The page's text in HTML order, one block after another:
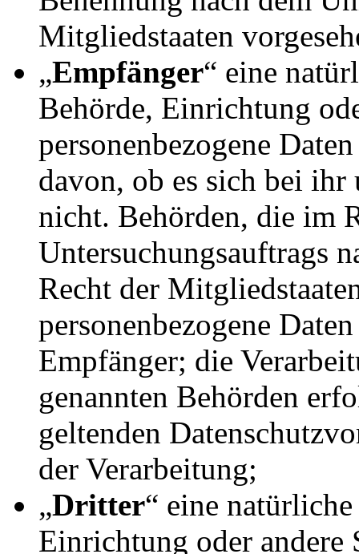
Mitgliedstaaten
„Empfänger“ eine
Behörde, Einrichtung
personenbezogene
davon, ob es sich bei
nicht. Behörden, die im
Untersuchungsauftrags
Recht der
personenbezogene
Empfänger; die
genannten Behörden
geltenden
der Verarbeitung;
„Dritter“ eine
Einrichtung oder andere